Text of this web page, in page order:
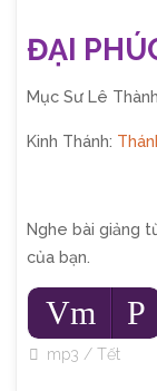
ĐẠI
Mục Sư Lê
Kinh Thánh:
Nghe bài giảng
của bạn.
Audio
Player
Vm P
mp3 /Tết